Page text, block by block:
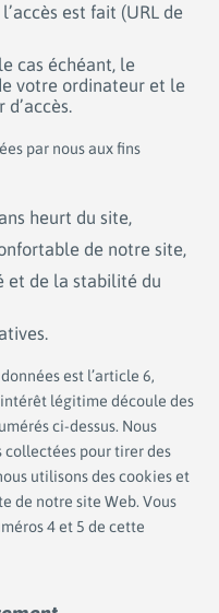
est fait (URL de
cas échéant, le
votre ordinateur et le
par nous aux fins
heurt du site,
de notre site,
et de la stabilité du
est l’article 6,
intérêt légitime découle des
ci-dessus. Nous
collectées pour tirer des
utilisons des cookies et
de notre site Web. Vous
4 et 5 de cette